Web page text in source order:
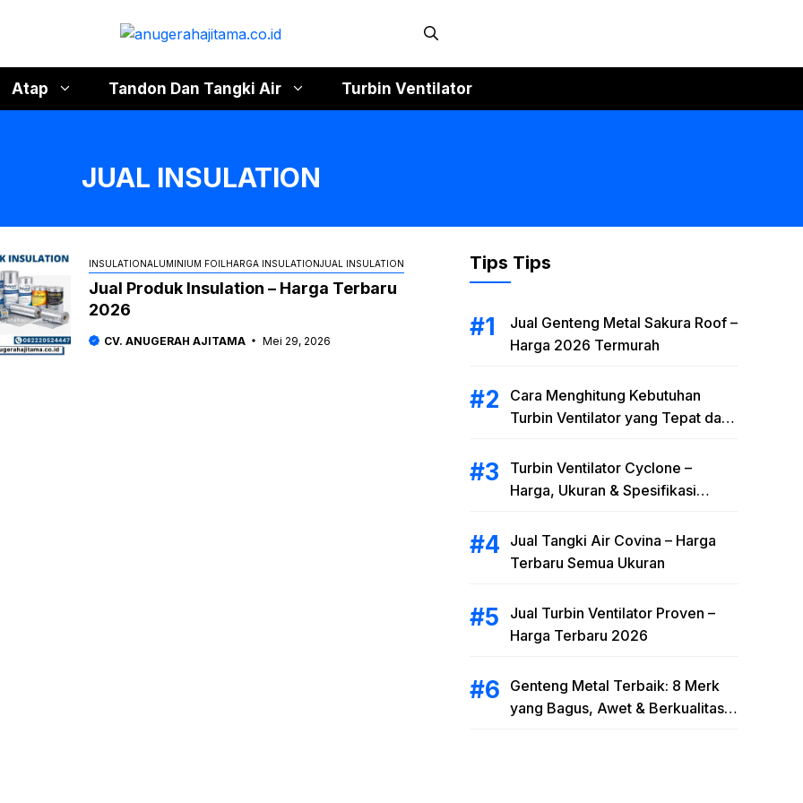
Atap Tandon Dan Tangki Air Turbin Ventilator
JUAL INSULATION
INSULATIONALUMINIUM FOIL HARGA INSULATIONJUAL INSULATION
Jual Produk Insulation – Harga Terbaru
2026
CV. ANUGERAH AJITAMA Mei 29, 2026
Tips Tips
Jual Genteng Metal Sakura Roof –
Harga 2026 Termurah
Cara Menghitung Kebutuhan
Turbin Ventilator yang Tepat dan
Turbin Ventilator Cyclone –
Harga, Ukuran & Spesifikasi
Jual Tangki Air Covina – Harga
Terbaru Semua Ukuran
Jual Turbin Ventilator Proven –
Harga Terbaru 2026
Genteng Metal Terbaik: 8 Merk
yang Bagus, Awet & Berkualitas